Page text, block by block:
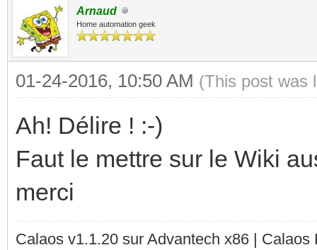
Arnaud
Home automation geek
01-24-2016, 10:50 AM (This post was
Ah! Délire ! :-)
Faut le mettre sur le Wiki
merci
Calaos v1.1.20 sur Advantech x86 |